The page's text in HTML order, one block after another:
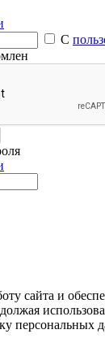
С
сайта и
персональных